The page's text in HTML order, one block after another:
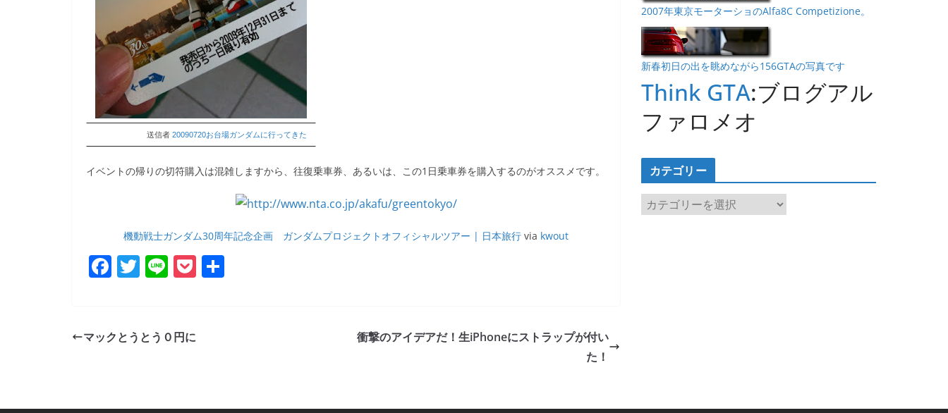
送信者 20090720お台場ガンダムに行ってきた
イベントの帰りの切符購入は混雑しますから、往復乗車券、あるいは、この1日乗車券を購入するのがオススメです。
機動戦士ガンダム30周年記念企画 ガンダムプロジェクトオフィシャルツアー | 日本旅行 via kwout
F
e
o
T
er
Li P
マックとうとう０円に
衝撃のアイデアだ！生iPhoneにストラップが付い
た！
2007年東京モーターショのAlfa8C Competizione。
新春初日の出を眺めながら156GTAの写真です
Think GTA:ブログアル
ファロメオ
カテゴリー
カ
テ